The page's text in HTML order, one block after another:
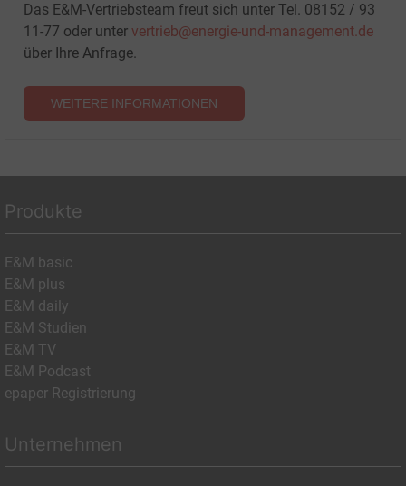
Das E&M-Vertriebsteam freut sich unter Tel. 08152 / 93
11-77 oder unter vertrieb@energie-und-management.de
über Ihre Anfrage.
WEITERE INFORMATIONEN
Produkte
E&M basic
E&M plus
E&M daily
E&M Studien
E&M TV
E&M Podcast
epaper Registrierung
Unternehmen